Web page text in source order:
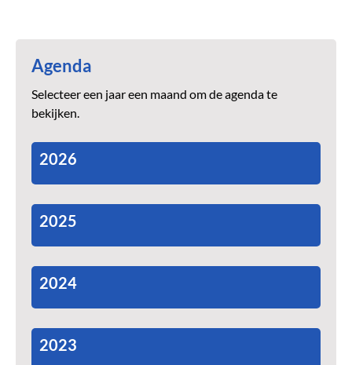
Agenda
Selecteer een jaar een maand om de agenda te
bekijken.
2026
2025
2024
2023